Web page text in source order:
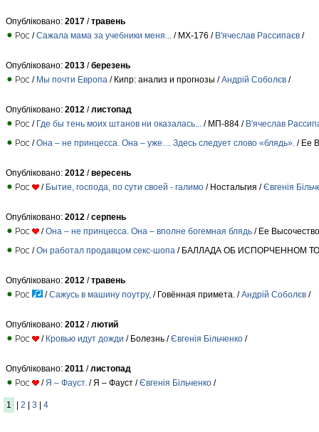
Опубліковано: 2017 /травень
/Сажала мама за учебники меня... / МХ-176 / В'ячеслав Рассипаєв /
Опубліковано: 2013 /березень
/ Мы почти Европа / Кипр: анализ и прогнозы /Андрій Соболєв /
Опубліковано: 2012 /листопад
/ Где бы тень моих штанов ни оказалась... / МП-884 / В'ячеслав
/Она – не принцесса. Она – уже… Здесь следует слово «блядь». / Ее
Опубліковано: 2012 /вересень
/ Бытие, господа, по сути своей - галимо / Ностальгия /Євгенія
Опубліковано: 2012 /серпень
/Она – не принцесса. Она – вполне богемная блядь / Ее
/Он работал продавцом секс-шопа / БАЛЛАДА ОБ ИСПОРЧЕННОМ
Опубліковано: 2012 /травень
/Сажусь в машину поутру, / Говённая примета. /Андрій Соболєв /
Опубліковано: 2012 /лютий
/ Кровью идут дожди / Болезнь /Євгенія Більченко /
Опубліковано: 2011 /листопад
/ Я – Фауст. / Я – Фауст /Євгенія Більченко /
1 | 2 | 3 | 4